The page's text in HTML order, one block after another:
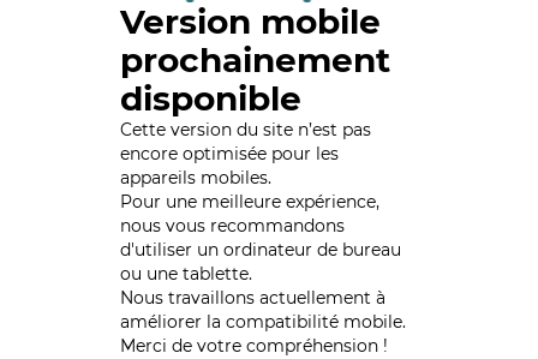
Version mobile
prochainement
disponible
Cette version du site n’est pas
encore optimisée pour les
appareils mobiles.
Pour une meilleure expérience,
nous vous recommandons
d'utiliser un ordinateur de bureau
ou une tablette.
Nous travaillons actuellement à
améliorer la compatibilité mobile.
Merci de votre compréhension !